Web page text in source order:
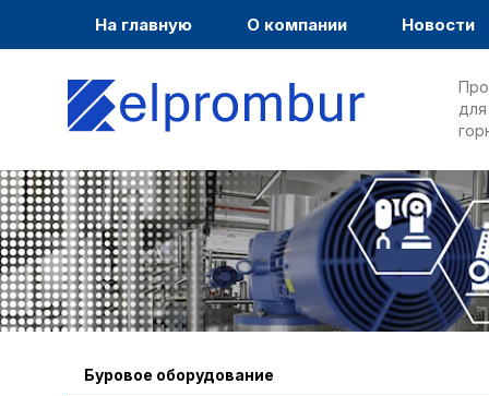
На главную О компании Новости
Буровое оборудование